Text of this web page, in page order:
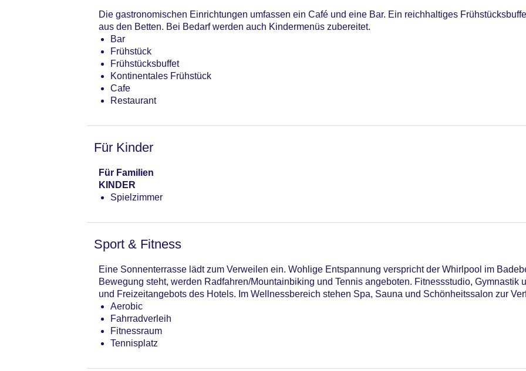
Haustiere: gegen Gebühr
Zimmerservice
Sonnenterrasse
Gesamtanzahl der Stockwerke: 14
Gesamtanzahl der Zimmer: 229
Zahlungsarten: American Express, Diners Club, Mastercard, Visa
Landeskategorie: 3 Sterne
Die gastronomischen Einrichtungen umfassen ein Café und eine Bar. Ein reichhaltiges
aus den Betten. Bei Bedarf werden auch Kindermenüs zubereitet.
Bar
Frühstück
Frühstücksbuffet
Kontinentales Frühstück
Cafe
Restaurant
Für Kinder
Für Familien
KINDER
Spielzimmer
Sport & Fitness
Eine Sonnenterrasse lädt zum Verweilen ein. Wohlige Entspannung verspricht der Whirlpool im
Bewegung steht, werden Radfahren/Mountainbiking und Tennis angeboten. Fitnessstudio, Gymnastik
und Freizeitangebots des Hotels. Im Wellnessbereich stehen Spa, Sauna und Schönheitssalon zur
Aerobic
Fahrradverleih
Fitnessraum
Tennisplatz